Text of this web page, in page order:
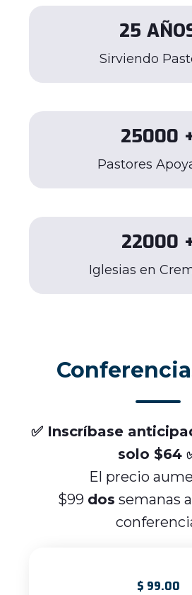
25
Sirviendo
25000
Pastores
22000
Iglesias en
✅ Inscríbase
solo $64
El precio
$99 dos semanas
$ 99.00